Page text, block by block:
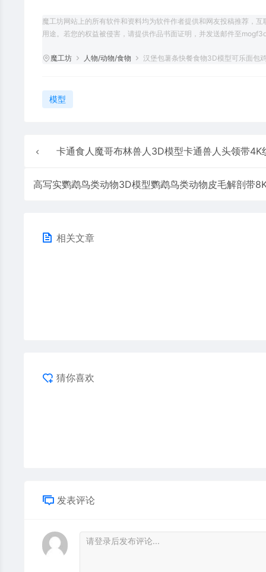
魔工坊网站上的所有软件和资料均为软件作者提供和网友投稿推荐，
用途。若您的权益被侵害，请提供作品书面证明，并发送邮件至
魔工坊 人物/动物/食物 汉堡包薯条快餐食物3D模型可乐面包
模型
卡通食人魔哥布林兽人3D模型卡通兽人头领带4K纹理贴
相关文章
猜你喜欢
发表评论